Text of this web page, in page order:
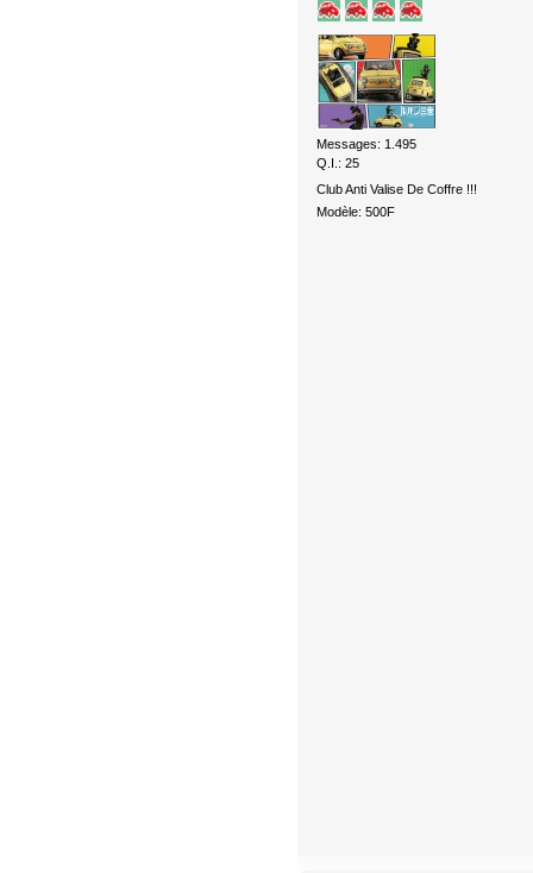
Messages: 1.495
Q.I.: 25
Club Anti Valise De Coffre !!!
Modèle: 500F